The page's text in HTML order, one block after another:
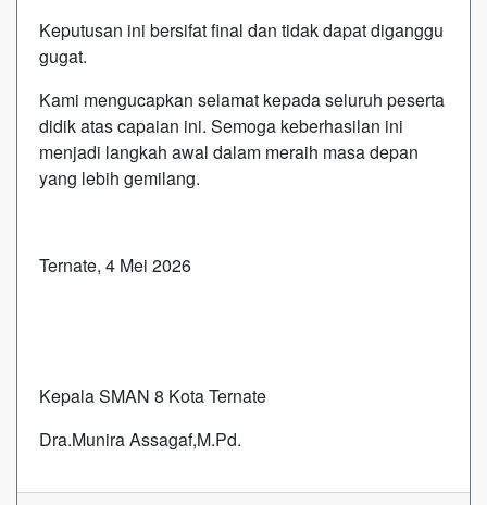
Keputusan ini bersifat final dan tidak dapat diganggu
gugat.
Kami mengucapkan selamat kepada seluruh peserta
didik atas capaian ini. Semoga keberhasilan ini
menjadi langkah awal dalam meraih masa depan
yang lebih gemilang.
Ternate, 4 Mei 2026
Kepala SMAN 8 Kota Ternate
Dra.Munira Assagaf,M.Pd.